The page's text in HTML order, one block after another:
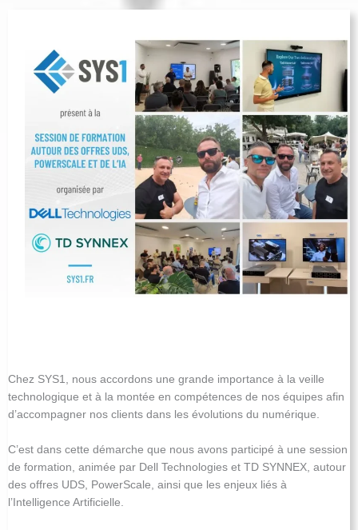
Chez SYS1, nous accordons une grande importance à la veille
technologique et à la montée en compétences de nos équipes afin
d’accompagner nos clients dans les évolutions du numérique.
C’est dans cette démarche que nous avons participé à une session
de formation, animée par Dell Technologies et TD SYNNEX, autour
des offres UDS, PowerScale, ainsi que les enjeux liés à
l’Intelligence Artificielle.